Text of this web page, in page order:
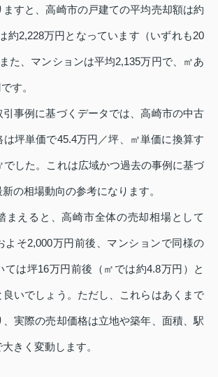
ますと、高崎市の戸建ての平均売却額は約
約2,228万円となっています（いずれも20
た、マンションは平均2,135万円で、㎡あ
す。
引事例に基づくデータでは、高崎市の中古
は坪単価で45.4万円／坪、㎡単価に換算す
でした。これは広域かつ過去の事例に基づ
の相場動向の参考になります。
まえると、高崎市全体の売却相場として
よそ2,000万円前後、マンションで同様の
ては坪16万円前後（㎡では約4.8万円）と
良いでしょう。ただし、これらはあくまで
、実際の売却価格は立地や築年、面積、駅
きく変動します。